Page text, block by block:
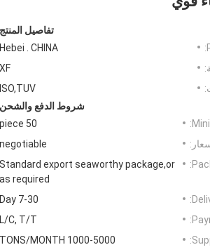
تفاصيل
Hebei . CHINA
XF
ISO,TUV
شروط الدفع
50 piece
negotiable
Standard export seaworthy package,or
as required
7-30 Day
L/C, T/T
1000-5000 TONS/MONTH